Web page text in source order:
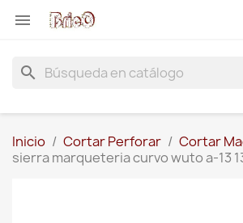

search
Inicio Cortar Perforar Cortar
sierra marqueteria curvo wuto a-13